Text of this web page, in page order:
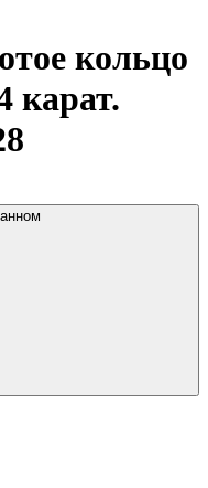
кольцо
карат.